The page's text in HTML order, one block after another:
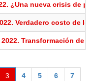
¿Una nueva crisis de
Verdadero costo de
2022. Transformación de
3 4 5 6 7